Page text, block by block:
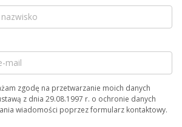
zgodę na przetwarzanie moich danych
z dnia 29.08.1997 r. o ochronie danych
wiadomości poprzez formularz kontaktowy.